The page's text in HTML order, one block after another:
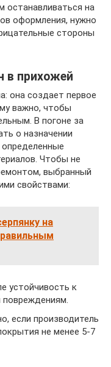
останавливаться на
оформления, нужно
стороны
в прихожей
она создает первое
важно, чтобы
В погоне за
о назначении
Чтобы не
выбранный
свойствами:
на
устойчивость к
повреждениям.
если производитель
не менее 5-7